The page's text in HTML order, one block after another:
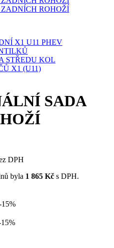
SADA
DPH
byla 1 865 Kč s DPH.
15%